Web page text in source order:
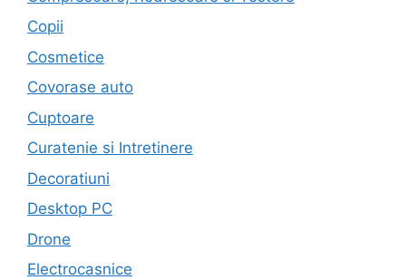
Copii
Cosmetice
Covorase auto
Cuptoare
Curatenie si Intretinere
Decoratiuni
Desktop PC
Drone
Electrocasnice